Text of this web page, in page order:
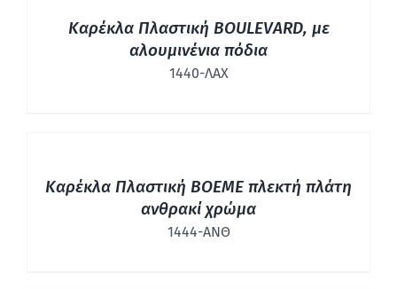
Καρέκλα Πλαστική BOULEVARD, με
αλουμινένια πόδια
1440-ΛΑΧ
Καρέκλα Πλαστική BOEME πλεκτή πλάτη
ανθρακί χρώμα
1444-ΑΝΘ